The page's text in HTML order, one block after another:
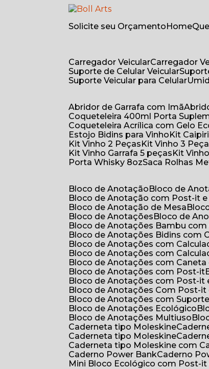
Solicite seu Orçamento Home
Carregador Veicular
Carregador
Suporte de Celular Veicular
Suporte Veicular para Celular
Abridor de Garrafa com Imã
Coqueteleira 400ml Porta
Coqueteleira Acrílica com Gelo
Estojo Bidins para Vinho
Kit
Kit Vinho 2 Peças
Kit Vinho 3
Kit Vinho Garrafa 5 peças
Kit
Porta Whisky 8oz
Saca Rolhas
Bloco de Anotação
Bloco de
Bloco de Anotação com Post-it
Bloco de Anotação de Mesa
Bloco de Anotações
Bloco de
Bloco de Anotações Bambu
Bloco de Anotações Bidins com
Bloco de Anotações com
Bloco de Anotações com
Bloco de Anotações com
Bloco de Anotações com Post-it
Bloco de Anotações com Post-it
Bloco de Anotações Com Post-it
Bloco de Anotações com
Bloco de Anotações Ecológico
Bloco de Anotações Multiuso
Caderneta tipo Moleskine
Caderneta tipo Moleskine
Caderneta tipo Moleskine com
Caderno Power Bank
Caderno
Mini Bloco Ecológico com Post-